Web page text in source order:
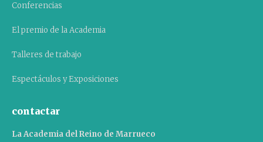
Conferencias
El premio de la Academia
Talleres de trabajo
Espectáculos y Exposiciones
contactar
La Academia del Reino de Marrueco